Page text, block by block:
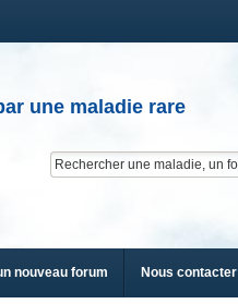
une maladie rare
nouveau forum Nous contacter